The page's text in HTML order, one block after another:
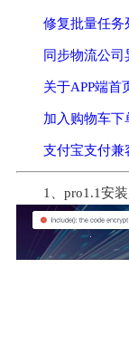
修复批量任务
同步物流公司
关于APP端首
加入购物车下
支付宝支付兼
1、pro1.1安